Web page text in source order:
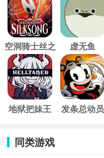
空洞骑士丝之
歌
虚无鱼
地狱把妹王 发条总动员
同类游戏